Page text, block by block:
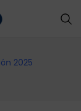
2025